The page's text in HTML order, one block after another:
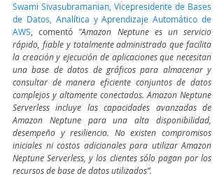
Swami Sivasubramanian, Vicepresidente de Bases
de Datos, Analítica y Aprendizaje Automático de
AWS, comentó "Amazon Neptune es un servicio
rápido, fiable y totalmente administrado que facilita
la creación y ejecución de aplicaciones que necesitan
una base de datos de gráficos para almacenar y
consultar de manera eficiente conjuntos de datos
complejos y altamente conectados. Amazon Neptune
Serverless incluye las capacidades avanzadas de
Amazon Neptune para una alta disponibilidad,
desempeño y resiliencia. No existen compromisos
iniciales ni costos adicionales para utilizar Amazon
Neptune Serverless, y los clientes sólo pagan por los
recursos de base de datos utilizados”.